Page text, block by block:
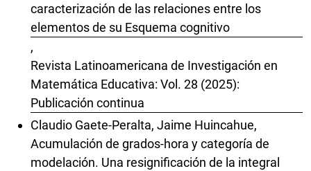
caracterización de las relaciones entre los
elementos de su Esquema cognitivo
,
Revista Latinoamericana de Investigación en
Matemática Educativa: Vol. 28 (2025):
Publicación continua
Claudio Gaete-Peralta, Jaime Huincahue,
Acumulación de grados-hora y categoría de
modelación. Una resignificación de la integral